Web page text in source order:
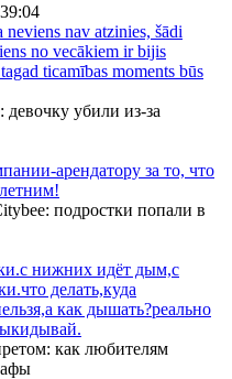
nav atzinies, šādi
no vecākiem ir bijis
ticamības moments būs
убили из-за
арендатору за то, что
подростки попали в
нижних идёт дым,с
делать,куда
как дышать?реально
как любителям